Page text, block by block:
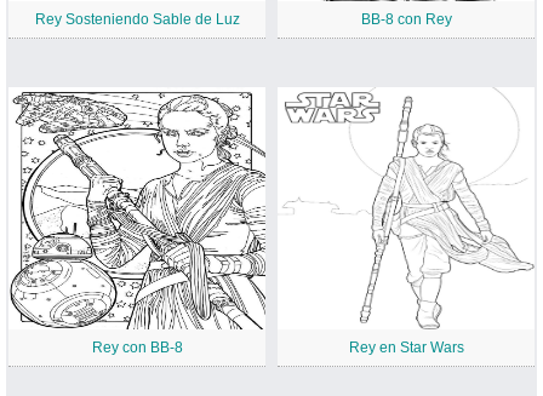
Rey Sosteniendo Sable de Luz BB-8 con Rey
Rey con BB-8 Rey en Star Wars